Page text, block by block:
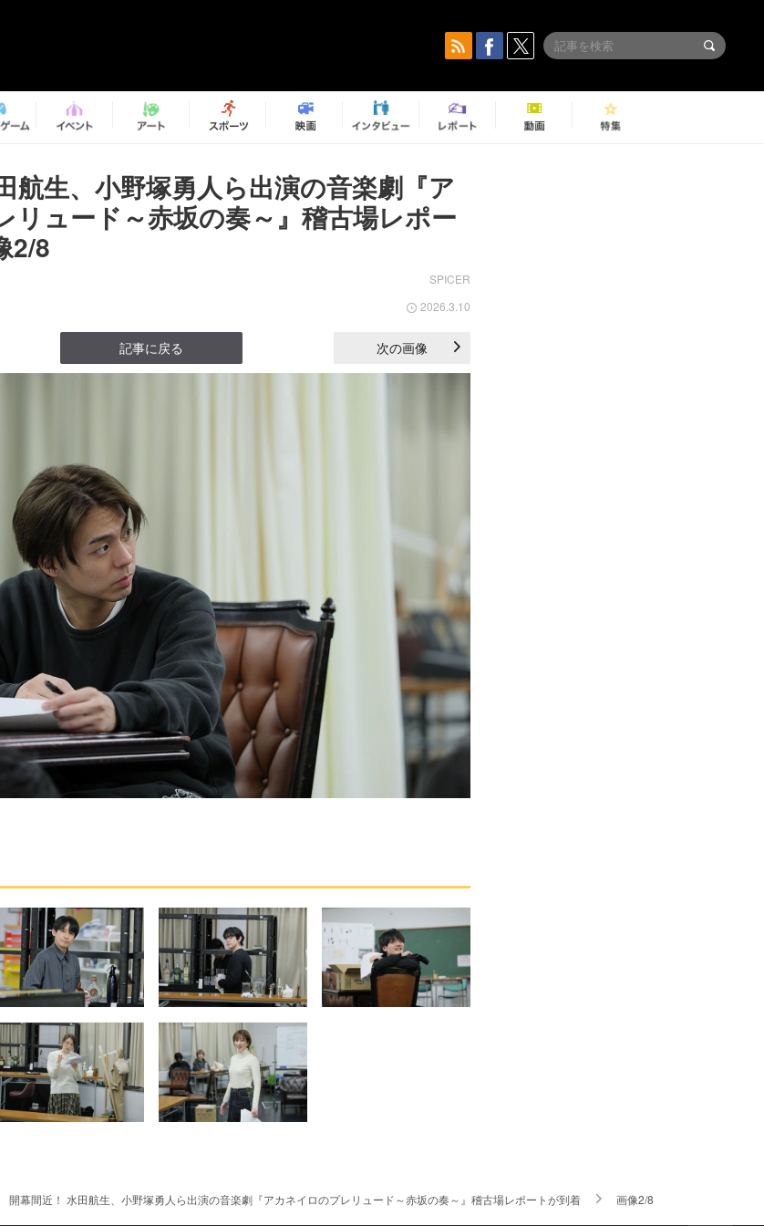
航生、小野塚勇人ら出演の音楽劇『ア
リュード～赤坂の奏～』稽古場レポー
2/8
SPICER
2026.3.10
記事に戻る 次の画像
開幕間近！ 水田航生、小野塚勇人ら出演の音楽劇『アカネイロのプレリュード～赤坂の奏～』稽古場レポートが到着 画像2/8